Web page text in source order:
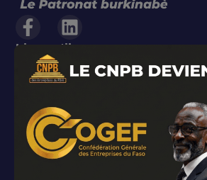
Liens utiles
Actualités
Organigramme
Adhésion
Projets